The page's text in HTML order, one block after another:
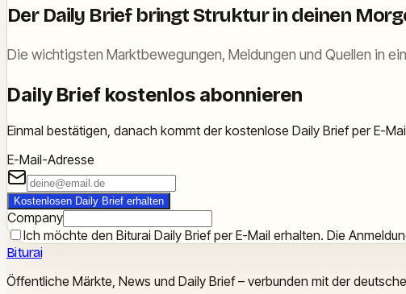
Der Daily Brief bringt Struktur in deinen
Die wichtigsten Marktbewegungen, Meldungen und Quellen in
Daily Brief kostenlos abonnieren
Einmal bestätigen, danach kommt der kostenlose Daily Brief per E-
E-Mail-Adresse
Kostenlosen Daily Brief erhalten
Company
Ich möchte den Biturai Daily Brief per E-Mail erhalten. Die
Biturai
Öffentliche Märkte, News und Daily Brief – verbunden mit der